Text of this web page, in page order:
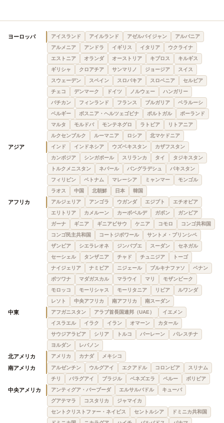
ヨーロッパ アイスランド アイルランド アゼルバイジャン
アルバニア
アルメニア
アンドラ イギリス イタリア
ウクライナ
エストニア
オランダ オーストリア キプロス
キルギス
ギリシャ
クロアチア サンマリノ ジョージア
スイス
スウェーデン
スペイン スロバキア スロベニア
セルビア
チェコ
デンマーク ドイツ ノルウェー
ハンガリー
バチカン
フィンランド フランス ブルガリア
ベラルーシ
ベルギー
ボスニア・ヘルツェゴビナ ポルトガル
ポーランド
マルタ
モルドバ モンテネグロ ラトビア
リトアニア
ルクセンブルク
ルーマニア ロシア 北マケドニア
アジア インド インドネシア ウズベキスタン
カザフスタン
カンボジア
シンガポール スリランカ タイ
タジキスタン
トルクメニスタン
ネパール バングラデシュ
パキスタン
フィリピン
ベトナム マレーシア ミャンマー
モンゴル
ラオス
中国 北朝鮮 日本 韓国
アフリカ アルジェリア アンゴラ ウガンダ エジプト
エチオピア
エリトリア
カメルーン カーボベルデ ガボン
ガンビア
ガーナ
ギニア ギニアビサウ ケニア コモロ
コンゴ共和国
コンゴ民主共和国
コートジボワール
サントメ・プリンシペ
ザンビア
シエラレオネ ジンバブエ スーダン
セネガル
セーシェル
タンザニア チャド チュニジア
トーゴ
ナイジェリア
ナミビア ニジェール ブルキナファソ
ベナン
ボツワナ
マダガスカル マラウイ マリ
モザンビーク
モロッコ
モーリシャス モーリタニア リビア
ルワンダ
レソト
中央アフリカ 南アフリカ 南スーダン
中東 アフガニスタン アラブ首長国連邦（UAE）
イエメン
イスラエル
イラク イラン オマーン
カタール
サウジアラビア
シリア トルコ バーレーン
パレスチナ
ヨルダン
レバノン
北アメリカ アメリカ カナダ メキシコ
南アメリカ アルゼンチン ウルグアイ エクアドル コロンビア
スリナム
チリ
パラグアイ ブラジル ベネズエラ ペルー ボリビア
中央アメリカ アンティグア・バーブーダ エルサルバドル
キューバ
グアテマラ
コスタリカ
ジャマイカ
セントクリストファー・ネイビス
セントルシア
ドミニカ共和国